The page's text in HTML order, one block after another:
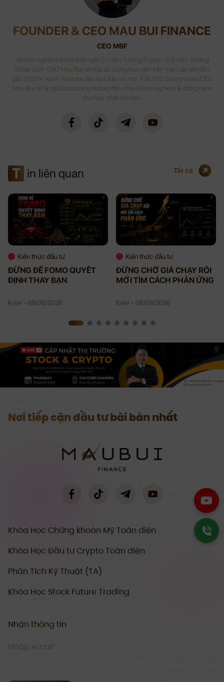
FOUNDER & CEO MAU BUI FINANCE
CEO MBF
Với kinh nghiệm chinh chiến gần 12 năm Trading Crypto và 8 năm Trading
Stock USA. CEO Mau Bui sở hữu số lượng học viên trên toàn cầu lên đến
gần 5000+, kênh Youtube đạt Nút Bạc với hơn 108,000 Subscribers. CEO
Mau Bui sẽ là người coaching hướng dẫn, chia sẻ kinh nghiệm & đồng hành
phù hợp nhất cho bạn.
T in liên quan Tất cả
Kiến thức đầu tư
ĐỪNG ĐỂ FOMO QUYẾT
ĐỊNH THAY BẠN
Kylie - 08/08/2026
Kiến thức đầu tư
ĐỪNG CHỜ GIÁ CHẠY RỒI
MỚI TÌM CÁCH PHẢN ỨNG
Kylie - 06/08/2026
Nơi tiếp cận đầu tư bài bản nhất
Khóa Học Chứng khoán Mỹ Toàn diện
Khóa Học Đầu tư Crypto Toàn diện
Phân Tích Kỹ Thuật (TA)
Khóa Học Stock Future Trading
Nhận thông tin